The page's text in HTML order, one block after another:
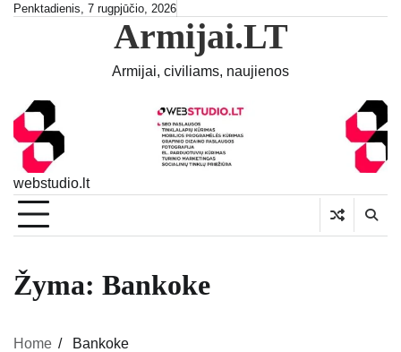
SkipPenktadienis, 7 rugpjūčio, 2026
Armijai.LT
Armijai, civiliams, naujienos
webstudio.lt
Žyma: Bankoke
Home Bankoke